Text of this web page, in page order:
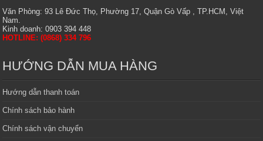
Văn Phòng: 93 Lê Đức Thọ, Phường 17, Quận Gò Vấp , TP.HCM, Việt
Nam.
Kinh doanh: 0903 394 448
HOTLINE: (0868) 334 796
HƯỚNG DẪN MUA HÀNG
Hướng dẫn thanh toán
Chính sách bảo hành
Chính sách vận chuyển